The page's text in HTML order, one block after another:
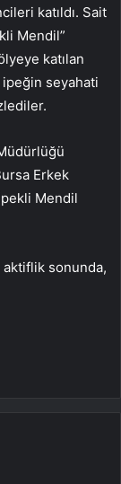
katıldı. Sait
Mendil”
katılan
seyahati
Erkek
Mendil
aktiflik sonunda,